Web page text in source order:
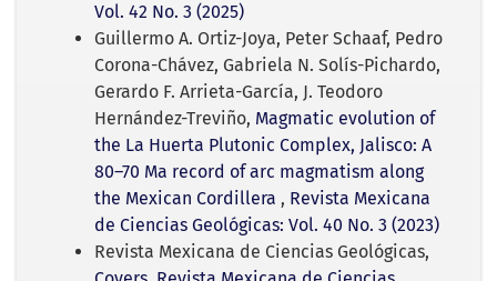
Vol. 42 No. 3 (2025)
Guillermo A. Ortiz-Joya, Peter Schaaf, Pedro
Corona-Chávez, Gabriela N. Solís-Pichardo,
Gerardo F. Arrieta-García, J. Teodoro
Hernández-Treviño, Magmatic evolution of
the La Huerta Plutonic Complex, Jalisco: A
80–70 Ma record of arc magmatism along
the Mexican Cordillera , Revista Mexicana
de Ciencias Geológicas: Vol. 40 No. 3 (2023)
Revista Mexicana de Ciencias Geológicas,